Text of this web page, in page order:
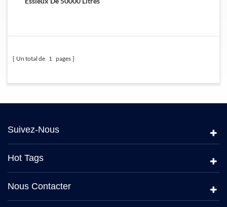
Un total de 1 pages
Suivez-Nous
Hot Tags
Nous Contacter